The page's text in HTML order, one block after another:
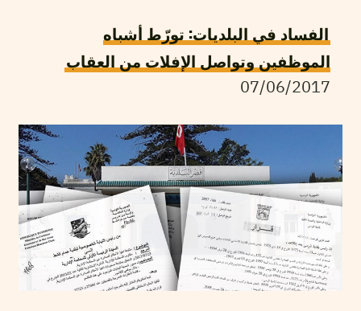
الفساد في البلديات: تورّط أشباه
الموظفين وتواصل الإفلات من العقاب
07/06/2017